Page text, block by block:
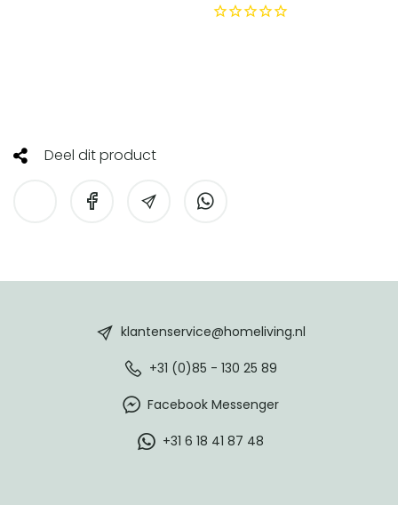
Enter Custom Value
Deel dit product
klantenservice@homeliving.nl
+31 (0)85 - 130 25 89
Facebook Messenger
+31 6 18 41 87 48